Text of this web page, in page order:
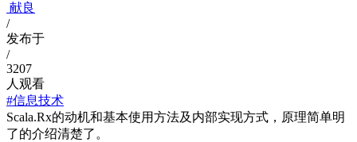
献良
/
发布于
/
3207
人观看
#信息技术
Scala.Rx的动机和基本使用方法及内部实现方式，原理简单明
了的介绍清楚了。